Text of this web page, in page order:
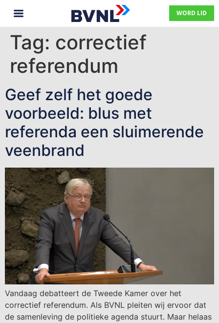
WORD LID
Tag: correctief
referendum
Geef zelf het goede
voorbeeld: blus met
referenda een sluimerende
veenbrand
Vandaag debatteert de Tweede Kamer over het
correctief referendum. Als BVNL pleiten wij ervoor dat
de samenleving de politieke agenda stuurt. Maar helaas